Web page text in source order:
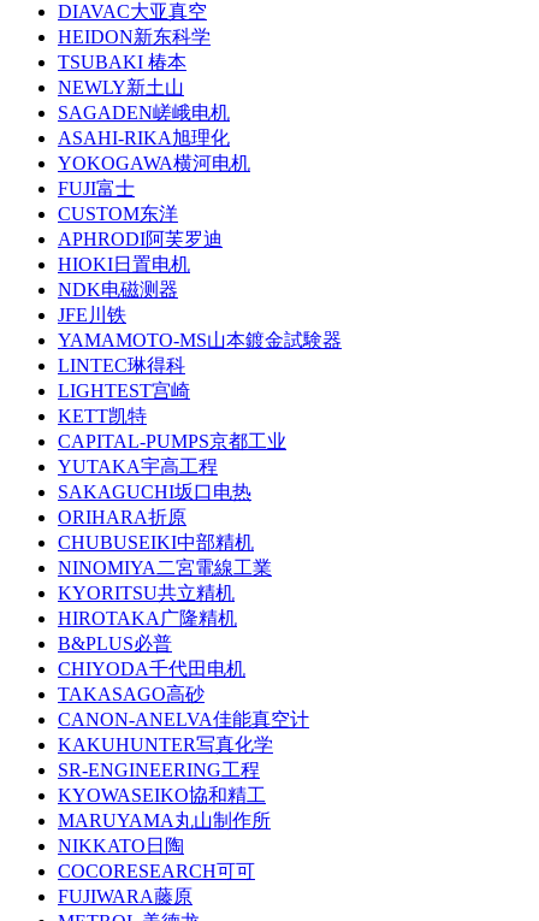
DIAVAC大亚真空
HEIDON新东科学
TSUBAKI 椿本
NEWLY新土山
SAGADEN嵯峨电机
ASAHI-RIKA旭理化
YOKOGAWA横河电机
FUJI富士
CUSTOM东洋
APHRODI阿芙罗迪
HIOKI日置电机
NDK电磁测器
JFE川铁
YAMAMOTO-MS山本鍍金試験器
LINTEC琳得科
LIGHTEST宫崎
KETT凯特
CAPITAL-PUMPS京都工业
YUTAKA宇高工程
SAKAGUCHI坂口电热
ORIHARA折原
CHUBUSEIKI中部精机
NINOMIYA二宮電線工業
KYORITSU共立精机
HIROTAKA广隆精机
B&PLUS必普
CHIYODA千代田电机
TAKASAGO高砂
CANON-ANELVA佳能真空计
KAKUHUNTER写真化学
SR-ENGINEERING工程
KYOWASEIKO協和精工
MARUYAMA丸山制作所
NIKKATO日陶
COCORESEARCH可可
FUJIWARA藤原